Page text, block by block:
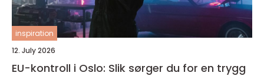
inspiration
12. July 2026
EU-kontroll i Oslo: Slik sørger du for en trygg